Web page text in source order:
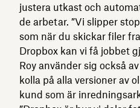
justera utkast och
de arbetar. ”Vi slipper
som när du skickar filer
Dropbox kan vi få jobbet
Roy använder sig också
kolla på alla versioner av
kund som är